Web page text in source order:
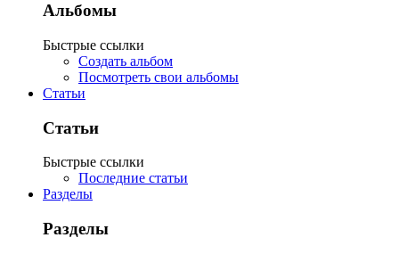
Альбомы
Быстрые ссылки
Создать альбом
Посмотреть свои альбомы
Статьи
Статьи
Быстрые ссылки
Последние статьи
Разделы
Разделы